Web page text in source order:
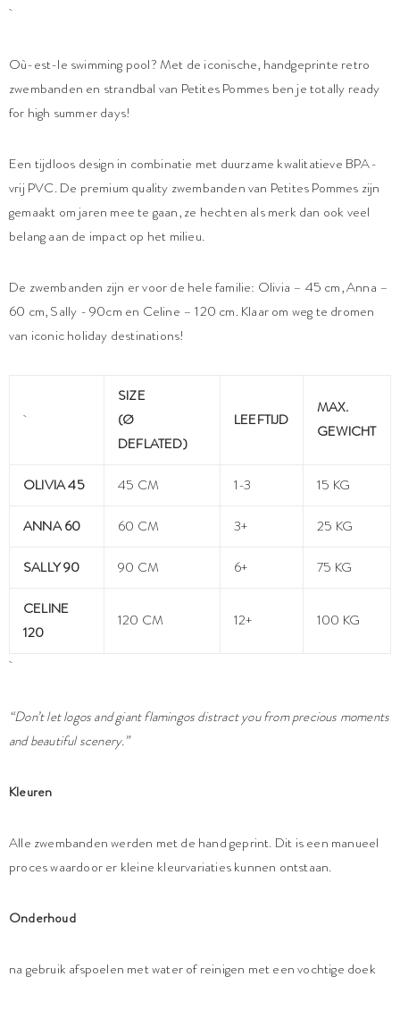
Où-est-le swimming pool? Met de iconische, handgeprinte retro
zwembanden en strandbal van Petites Pommes ben je totally ready
for high summer days!
Een tijdloos design in combinatie met duurzame kwalitatieve BPA-
vrij PVC. De premium quality zwembanden van Petites Pommes zijn
gemaakt om jaren mee te gaan, ze hechten als merk dan ook veel
belang aan de impact op het milieu.
De zwembanden zijn er voor de hele familie: Olivia – 45 cm, Anna –
60 cm, Sally - 90cm en Celine – 120 cm. Klaar om weg te dromen
van iconic holiday destinations!
SIZE
(Ø
DEFLATED)
LEEFTIJD
MAX.
GEWICHT
OLIVIA 45 45 CM 1-3 15 KG
ANNA 60 60 CM 3+ 25 KG
SALLY 90 90 CM 6+ 75 KG
CELINE
120
120 CM 12+ 100 KG
“Don’t let logos and giant flamingos distract you from precious moments
and beautiful scenery.”
Kleuren
Alle zwembanden werden met de hand geprint. Dit is een manueel
proces waardoor er kleine kleurvariaties kunnen ontstaan.
Onderhoud
na gebruik afspoelen met water of reinigen met een vochtige doek